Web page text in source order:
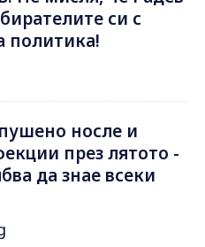
си с
политика!
носле и
през лятотo -
да знае всеки